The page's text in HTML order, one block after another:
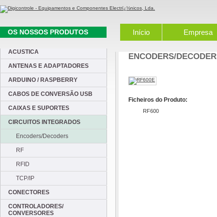
Início Empresa
ENCODERS/
Ficheiros do Produto:
RF600
OS NOSSOS PRODUTOS
ACUSTICA
ANTENAS E ADAPTADORES
ARDUINO / RASPBERRY
CABOS DE CONVERSÃO USB
CAIXAS E SUPORTES
CIRCUITOS INTEGRADOS
Encoders/Decoders
RF
RFID
TCP/IP
CONECTORES
CONTROLADORES/
CONVERSORES